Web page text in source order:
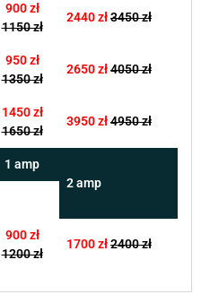
900 zł
1150 zł
2440 zł3450 zł
950 zł
1350 zł
2650 zł4050 zł
1450 zł
1650 zł
3950 zł4950 zł
1 amp
2 amp
900 zł
1200 zł
1700 zł2400 zł